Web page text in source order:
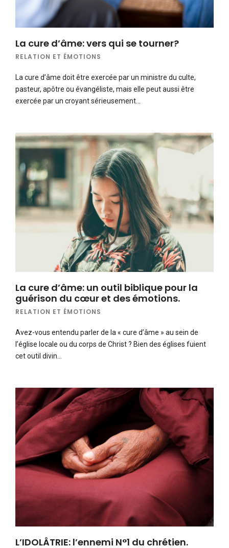
La cure d’âme: vers qui se tourner?
RELATION ET ÉMOTIONS
La cure d’âme doit être exercée par un ministre du culte,
pasteur, apôtre ou évangéliste, mais elle peut aussi être
exercée par un croyant sérieusement…
La cure d’âme: un outil biblique pour la
guérison du cœur et des émotions.
RELATION ET ÉMOTIONS
Avez-vous entendu parler de la « cure d’âme » au sein de
l’église locale ou du corps de Christ ? Bien des églises fuient
cet outil divin…
L’IDOLÂTRIE: l’ennemi N°1 du chrétien.